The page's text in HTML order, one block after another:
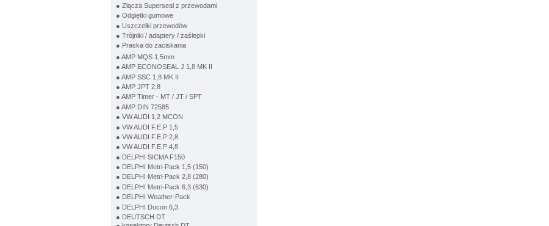
● Złącza Superseal z przewodami
● Odgiętki gumowe
● Uszczelki przewodów
● Trójniki / adaptery / zaślepki
● Praska do zaciskania
● AMP MQS 1,5mm
● AMP ECONOSEAL J 1,8 MK II
● AMP SSC 1,8 MK II
● AMP JPT 2,8
● AMP Timer - MT / JT / SPT
● AMP DIN 72585
● VW AUDI 1,2 MCON
● VW AUDI F.E.P 1,5
● VW AUDI F.E.P 2,8
● VW AUDI F.E.P 4,8
● DELPHI SICMA F150
● DELPHI Metri-Pack 1,5 (150)
● DELPHI Metri-Pack 2,8 (280)
● DELPHI Metri-Pack 6,3 (630)
● DELPHI Weather-Pack
● DELPHI Ducon 6,3
● DEUTSCH DT